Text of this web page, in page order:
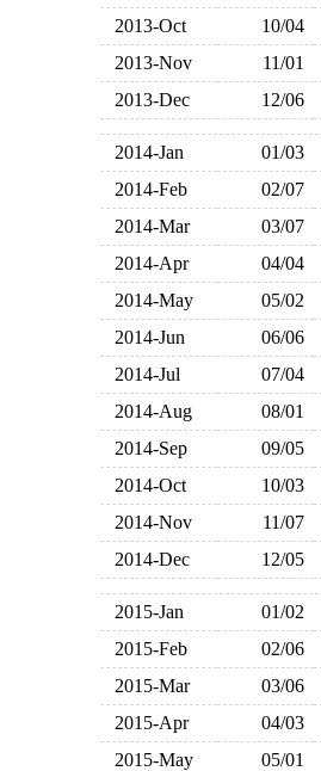
2013-Oct
10/04
2013-Nov
11/01
2013-Dec
12/06
2014-Jan 01/03
2014-Feb
02/07
2014-Mar
03/07
2014-Apr
04/04
2014-May
05/02
2014-Jun
06/06
2014-Jul
07/04
2014-Aug
08/01
2014-Sep
09/05
2014-Oct
10/03
2014-Nov
11/07
2014-Dec
12/05
2015-Jan 01/02
2015-Feb
02/06
2015-Mar
03/06
2015-Apr
04/03
2015-May
05/01